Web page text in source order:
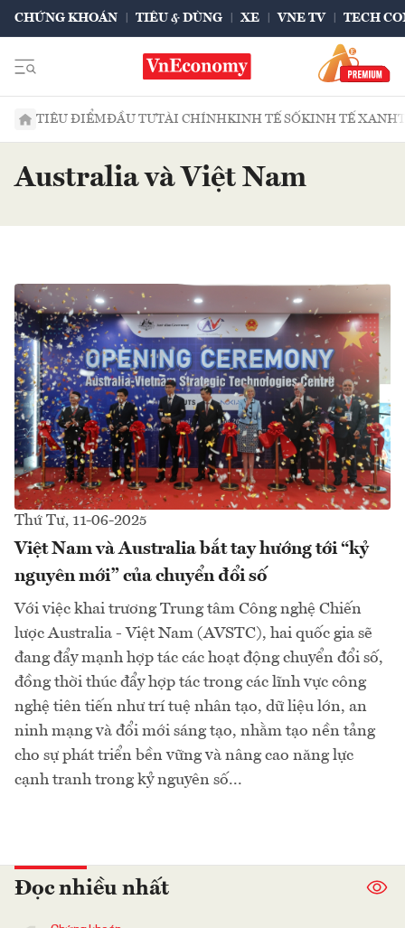
CHỨNG KHOÁN TIÊU & DÙNG XE VNE TV TECH
TIÊU ĐIỂMĐẦU TƯTÀI CHÍNHKINH TẾ SỐKINH TẾ XANH
Australia và Việt Nam
Thứ Tư, 11-06-2025
Việt Nam và Australia bắt tay hướng tới “kỷ
nguyên mới” của chuyển đổi số
Với việc khai trương Trung tâm Công nghệ Chiến
lược Australia - Việt Nam (AVSTC), hai quốc gia sẽ
đang đẩy mạnh hợp tác các hoạt động chuyển đổi số,
đồng thời thúc đẩy hợp tác trong các lĩnh vực công
nghệ tiên tiến như trí tuệ nhân tạo, dữ liệu lớn, an
ninh mạng và đổi mới sáng tạo, nhằm tạo nền tảng
cho sự phát triển bền vững và nâng cao năng lực
cạnh tranh trong kỷ nguyên số...
Đọc nhiều nhất